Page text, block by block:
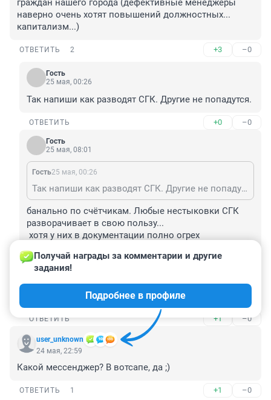
граждан нашего города (дефективные менеджеры
наверно очень хотят повышений должностных...
капитализм...)
ОТВЕТИТЬ 2 +3 –0
Гость
25 мая, 00:26
Так напиши как разводят СГК. Другие не попадутся.
ОТВЕТИТЬ +0 –0
Гость
25 мая, 08:01
Гость25 мая, 00:26
Так напиши как разводят СГК. Другие не попадутся.
банально по счётчикам. Любые нестыковки СГК
разворачивает в свою пользу...
хотя у них в документации полно огрех
у меня 3 счетчика в квартире . и СГК при поломке 1
счетчика считают все 3 счетчика "поломанными".
СГК считает, что ради 200-300р я ведром буду
горячую воду с кухни в ванну таскать!
ОТВЕТИТЬ +1 –0
user_unknown
Получай награды за комментарии и другие
задания!
Подробнее в профиле
24 мая, 22:59
Какой мессенджер? В вотсапе, да ;)
ОТВЕТИТЬ 1 +1 –0